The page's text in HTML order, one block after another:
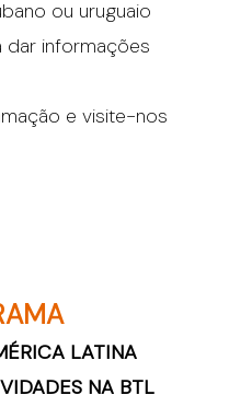
ou uruguaio
dar informações
e visite-nos
LATINA
NA BTL